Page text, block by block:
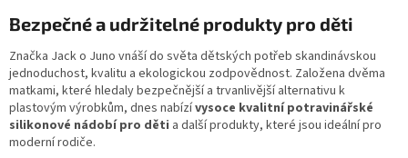
Bezpečné a udržitelné produkty pro děti
Značka Jack o Juno vnáší do světa dětských potřeb skandinávskou
jednoduchost, kvalitu a ekologickou zodpovědnost. Založena dvěma
matkami, které hledaly bezpečnější a trvanlivější alternativu k
plastovým výrobkům, dnes nabízívysoce kvalitní potravinářské
silikonové nádobí pro děti a další produkty, které jsou ideální pro
moderní rodiče.